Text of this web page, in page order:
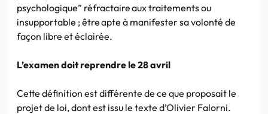
psychologique” réfractaire aux traitements ou
insupportable ; être apte à manifester sa volonté de
façon libre et éclairée.
L’examen doit reprendre le 28 avril
Cette définition est différente de ce que proposait le
projet de loi, dont est issu le texte d’Olivier Falorni.